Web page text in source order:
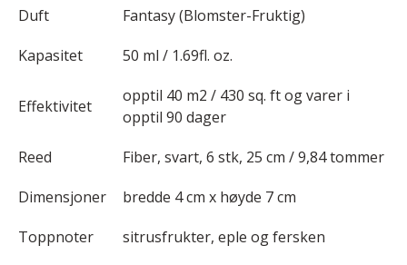
Duft
Fantasy (Blomster-Fruktig)
Kapasitet
50 ml / 1.69fl. oz.
Effektivitet
opptil 40 m2 / 430 sq. ft og varer i
opptil 90 dager
Reed
Fiber, svart, 6 stk, 25 cm / 9,84 tommer
Dimensjoner
bredde 4 cm x høyde 7 cm
Toppnoter
sitrusfrukter, eple og fersken